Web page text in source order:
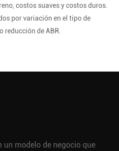
costos suaves y costos duros.
por variación en el tipo de
de ABR.
un modelo de negocio que